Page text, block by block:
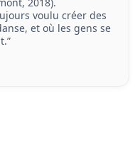
2018).
voulu créer des
et où les gens se